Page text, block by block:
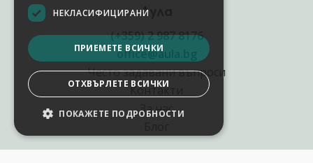
Аула
(+359) 2 987 8176
office@aula.bg
Често задавани въпроси
Контакти
За нас
НЕКЛАСИФИЦИРАНИ
ПРИЕМЕТЕ ВСИЧКИ
ОТХВЪРЛЕТЕ ВСИЧКИ
ПОКАЖЕТЕ ПОДРОБНОСТИ